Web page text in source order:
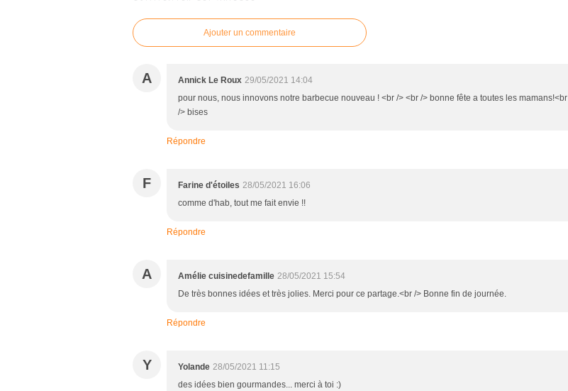
Ajouter un commentaire
A Annick Le Roux 29/05/2021 14:04
pour nous, nous innovons notre barbecue nouveau ! <br /> <br /> bonne fête a toutes les mamans!<br
/> bises
Répondre
F Farine d'étoiles 28/05/2021 16:06
comme d'hab, tout me fait envie !!
Répondre
A Amélie cuisinedefamille 28/05/2021 15:54
De très bonnes idées et très jolies. Merci pour ce partage.<br /> Bonne fin de journée.
Répondre
Y Yolande 28/05/2021 11:15
des idées bien gourmandes... merci à toi :)